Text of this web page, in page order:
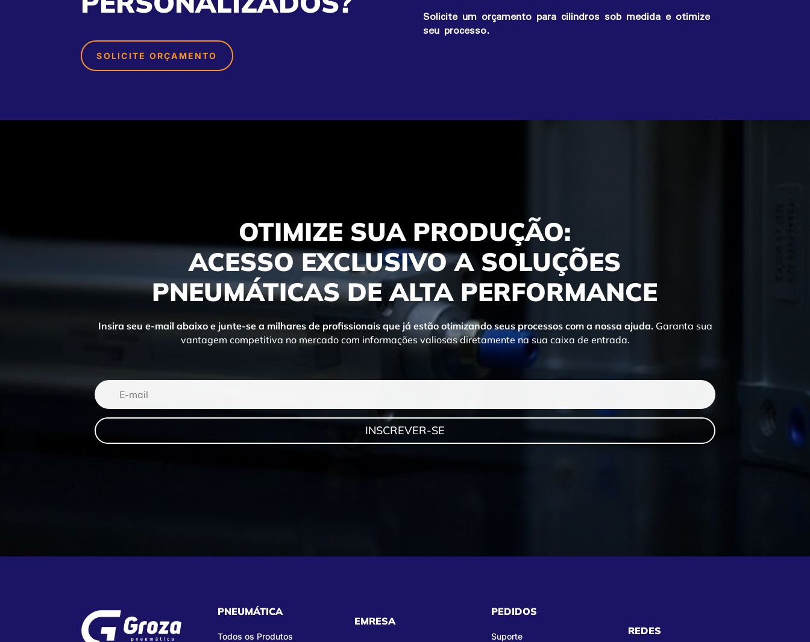
SOLICITE ORÇAMENTO
Solicite um orçamento para cilindros sob medida e otimize
seu processo.
OTIMIZE SUA PRODUÇÃO:
ACESSO EXCLUSIVO A SOLUÇÕES
PNEUMÁTICAS DE ALTA PERFORMANCE
Insira seu e-mail abaixo e junte-se a milhares de profissionais que já estão otimizando seus processos com a nossa ajuda.Garanta sua
vantagem competitiva no mercado com informações valiosas diretamente na sua caixa de entrada.
INSCREVER-SE
PNEUMÁTICA
Todos os Produtos
EMRESA
PEDIDOS
Suporte REDES